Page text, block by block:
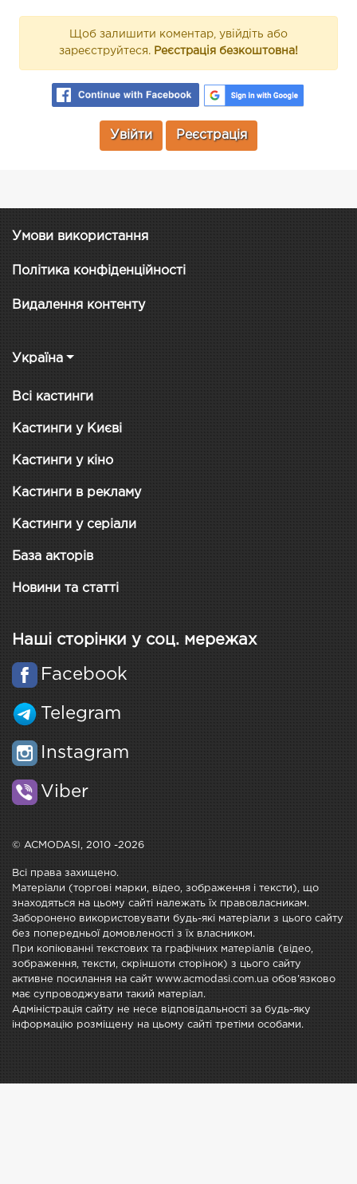
Щоб залишити коментар, увійдіть або
зареєструйтеся. Реєстрація безкоштовна!
Увійти Реєстрація
Умови використання
Політика конфіденційності
Видалення контенту
Україна
Всі кастинги
Кастинги у Києві
Кастинги у кіно
Кастинги в рекламу
Кастинги у серіали
База акторів
Новини та статті
Наші сторінки у соц. мережах
Facebook
Telegram
Instagram
Viber
© ACMODASI, 2010 -2026
Всі права захищено.
Матеріали (торгові марки, відео, зображення і тексти), що
знаходяться на цьому сайті належать їх правовласникам.
Заборонено використовувати будь-які матеріали з цього сайту
без попередньої домовленості з їх власником.
При копіюванні текстових та графічних матеріалів (відео,
зображення, тексти, скріншоти сторінок) з цього сайту
активне посилання на сайт www.acmodasi.com.ua обов'язково
має супроводжувати такий матеріал.
Адміністрація сайту не несе відповідальності за будь-яку
інформацію розміщену на цьому сайті третіми особами.